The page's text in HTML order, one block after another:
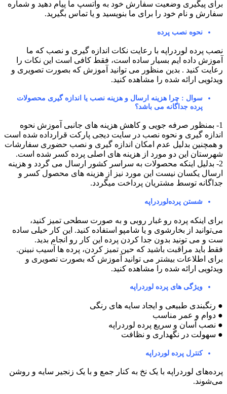
پیگیری وضعیت سفارش خود به واتسپ ما پیام دهید و شماره
و نام خود را برای ما بنویسید و یا تماس بگیرید.
نحوه نصب پرده
پرده لوردراپه با رعایت نکات اندازه گیری و نصب که ما
داده ایم بسیار ساده است، فقط کافی است این نکات را
کنید . بدین منظور می توانید آموزش که بصورت تصویری و
ارائه شده را مشاهده کنید.
سوال : چرا هزینه ارسال و هزینه نصب یا اندازه گیری محصولات
پرده جداگانه می باشد؟
1- بمنظور صرفه جویی و کاهش هزینه های جانبی آموزش نحوه
گیری و نحوه نصب در سایت دیجی پارکت قرارداده شده است
همچنین بدلیل عدم امکان اندازه گیری و نصب حضوری سفارشات
این دو مورد از هزینه های اصلی پرده کسر شده است.
2- بدلیل اینکه محصولات به سراسر کشور ارسال می گردد و هزینه
یکسان نیست این مورد نیز از هزینه های محصول کسر و
توسط مشتریان پرداخت میگردد.
شستن پرده‌لوردراپه
اینکه پرده رو غبار روبی و به صورت سطحی تمیز کنید،
از بخارشوی و یا شامپو استفاده کنید. این کار خیلی ساده
و می تونید بدون جدا کردن پرده این کار رو انجام بدید.
باید مراقبت باشید که حین تمیز کردن، پرده ها آسیب نبینن.
اطلاعات بیشتر می توانید آموزش که بصورت تصویری و
ارائه شده را مشاهده کنید.
ویژگی های پرده لوردراپه
رنگبندی طبیعی و ایجاد سایه های رنگی
دوام و عمر مناسب
نصب آسان و سريع پرده لوردراپه
سهولت در نگهداری و نظافت
کنترل پرده لوردراپه
لوردراپه با یک نخ به کنار جمع و با یک زنجیر سایه و روشن